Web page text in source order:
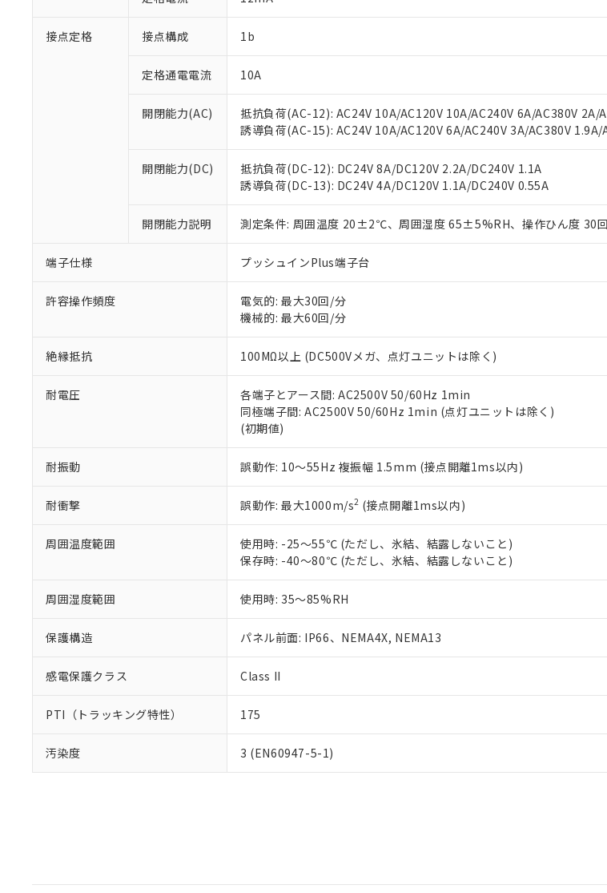
接点定格 接点構成 1b
定格通電電流 10A
開閉能力(AC)
抵抗負荷(AC-12): AC24V 10A/AC120V 10A/AC240V 6A/AC380V 2A/
誘導負荷(AC-15): AC24V 10A/AC120V 6A/AC240V 3A/AC380V 1.9A/
開閉能力(DC)
抵抗負荷(DC-12): DC24V 8A/DC120V 2.2A/DC240V 1.1A
誘導負荷(DC-13): DC24V 4A/DC120V 1.1A/DC240V 0.55A
開閉能力説明 測定条件: 周囲温度 20±2℃、周囲湿度 65±5%RH、操作ひん度 30
端子仕様 プッシュインPlus端子台
許容操作頻度
電気的: 最大30回/分
機械的: 最大60回/分
絶縁抵抗 100MΩ以上 (DC500Vメガ、点灯ユニットは除く)
耐電圧
各端子とアース間: AC2500V 50/60Hz 1min
同極端子間: AC2500V 50/60Hz 1min (点灯ユニットは除く)
(初期値)
耐振動 誤動作: 10～55Hz 複振幅 1.5mm (接点開離1ms以内)
耐衝撃 誤動作: 最大1000m/s2 (接点開離1ms以内)
周囲温度範囲
使用時: -25～55℃ (ただし、氷結、結露しないこと)
保存時: -40～80℃ (ただし、氷結、結露しないこと)
周囲湿度範囲 使用時: 35～85%RH
保護構造 パネル前面: IP66、NEMA4X, NEMA13
感電保護クラス Class II
PTI（トラッキング特性） 175
汚染度 3 (EN60947-5-1)
本サービスは、当社制御機器事業取扱商品の当社在庫状況お
当社制御機器事業取扱商品の中には、本サービスの対象外と
い。
正式な納期状況および標準価格はお客様のお取引先、または
当社販売員にご相談ください。
在庫状況および標準価格結果を当社の事前の承諾なく第三者
す。
マイパーツ機能（部品リスト作成サービス）をご利用いただ
ている必要があります。
お客様が当ウェブサイト上で当社にご登録された部品リスト
が、当社の製品・サービスに関するお客様との取引・商談
いる法人を指します。
*EU RoHS指令（10物質）：
フタル酸ビス(2-エチルヘキシル) (DEHP)(別名：DOP) 1000ppm以下、フタル酸ブチ
ル（DBP） 1000ppm以下、フタル酸ジイソブチル (DIBP) 1000ppm以下
但し、RoHS指令で産業用監視および制御機器に対する適用除外項目は除く。
フタル酸エステル類の４物質については閾値を超える意図的な使用がないことを確
※2 対応予定月
部品在庫の切り替え状況などにより、予定月が前後することがあり
※3 非含有証明書ダウンロード
EU RoHS指令（10物質）の非含有証明書
51物質の非含有証明書（当社基準）
※本証明書は発行日時点で非含有を証明するもので、過去に遡っ
また、RoHS指令のフタル酸エステル類４物質の対応では、対応
混在することから備考欄に対応日を記載しておりました。
既に当社にて対応品への在庫切替を完了していることから、特
り割愛しております。
「×」：最大均質材料含有率が中国RoHSの基準値を超えている
Pb(鉛) :1000ppm、 Hg(水銀) : 1000ppm、 Cd(カドミウム) : 100ppm、
DEHP(フタル酸ビス(2-エチルヘキシル)) : 1000ppm
※2 環境保護使用期限
「ｅ」：有害物質（10物質）のすべてが基準値以下であることを示
味します。
「－」：未確認です。当社販売部門へお問い合わせください。
当社は、これら貴社製品のうち、外国為替および外国貿易法
などの必要な手続きをとります。
ます。
当社は貴社製品を、核兵器、ミサイル、化学兵器、生物兵器
置等に一切使用いたしません。
当社は、貴社製品を第三者に販売する場合は、上記1、2お
たしません。
△ 一定数には満たないが在庫あり
－
在庫なし(最新の在庫状況については、お客様のお取引
機器販売店・当社販売員にご確認ください)
空
受注生産機種、また在庫状況の情報を公開していない機